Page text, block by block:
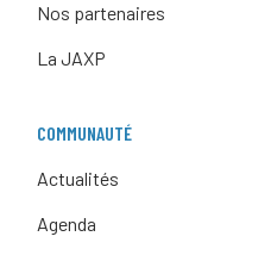
Nos partenaires
La JAXP
COMMUNAUTÉ
Actualités
Agenda